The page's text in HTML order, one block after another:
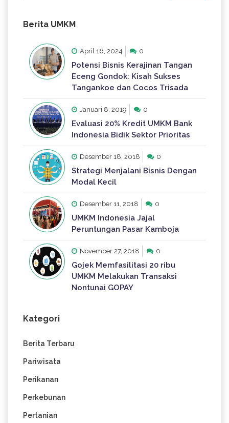
Berita UMKM
April 16, 2024 0
Potensi Bisnis Kerajinan Tangan
Eceng Gondok: Kisah Sukses
Tangankoe dan Cocos Trisada
Januari 8, 2019 0
Evaluasi 20% Kredit UMKM Bank
Indonesia Bidik Sektor Prioritas
Desember 18, 2018 0
Strategi Menjalani Bisnis Dengan
Modal Kecil
Desember 11, 2018 0
UMKM Indonesia Jajal
Peruntungan Pasar Kamboja
November 27, 2018 0
Gojek Memfasilitasi 20 ribu
UMKM Melakukan Transaksi
Nontunai GOPAY
Kategori
Berita Terbaru
Pariwisata
Perikanan
Perkebunan
Pertanian